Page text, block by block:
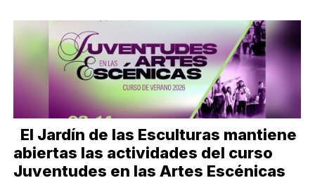
El Jardín de las Esculturas mantiene
abiertas las actividades del curso
Juventudes en las Artes Escénicas